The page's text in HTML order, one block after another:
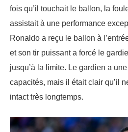
fois qu’il touchait le ballon, la
assistait à une performance
Ronaldo a reçu le ballon à
et son tir puissant a forcé le
jusqu’à la limite. Le gardien a
capacités, mais il était clair qu’il
intact très longtemps.